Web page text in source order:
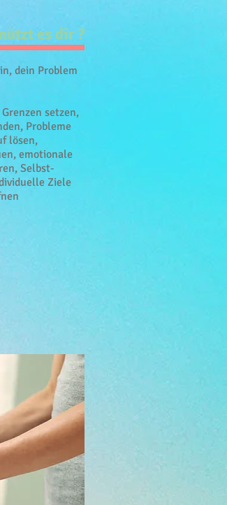
es dir ?
dein Problem
setzen,
Probleme
lösen,
emotionale
Selbst-
Ziele